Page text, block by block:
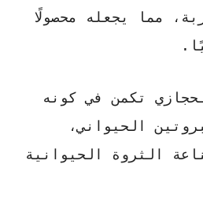
مما يجعله محصولًا
تكمن في كونه
الحيواني،
الثروة الحيوانية